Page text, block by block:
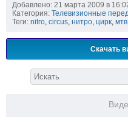
Добавлено: 21 марта 2009 в
Категория: Телевизионные
Теги: nitro, circus, нитро, цирк, мтв
Скачать